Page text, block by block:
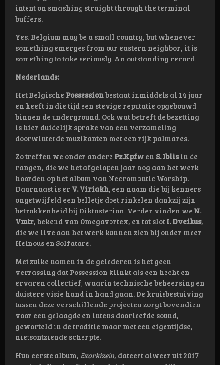
intent on smashing straight through the terminal
buffers.
Yes, Belgium may be a small country, but whenever
something emerges from our eastern neighbor, it is
something to take seriously. An outstanding record.
Nederlands:
Het Belgische Possessionbestaat inmiddels al 14 jaar
en heeft in die tijd een stevige reputatie opgebouwd
binnen de underground. Ook wat betreft de bezetting
is hier duidelijk sprake van een verzameling
doorwinterde muzikanten met een rijk palmares.
Zo treffen we onder andere Pz.Kpfw en S. Iblisin de
rangen, die we het afgelopen jaar nog aan het werk
hoorden op het album van Necromantic Worship.
Daarnaast is er V. Viriakh, een naam die bij kenners
ongetwijfeld een belletje doet rinkelen dankzij zijn
betrokkenheid bij Diktasterion. Verder vinden we N.
Vmtr, bekend van Omegavortex, en tot slot I. Dveikus,
die we live aan het werk kunnen zien bij onder meer
Heinous en Solfatare.
Met zulke namen in de gelederen is het geen
verrassing dat Possession klinkt als een hecht en
ervaren collectief, waarin technische beheersing en
duistere visie hand in hand gaan. De kruisbestuiving
tussen deze verschillende projecten zorgt bovendien
voor een gelaagde en intens doorleefde sound,
geworteld in de traditie maar met een eigentijdse,
nietsontziende scherpte.
Hun eerste album, Exorkizein, dateert alweer uit 2017